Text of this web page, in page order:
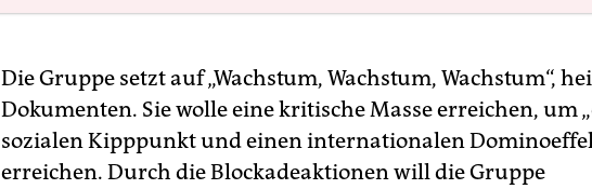
Die Gruppe setzt auf „Wachstum, Wachstum, Wachstum“,
Dokumenten. Sie wolle eine kritische Masse erreichen, um
sozialen Kipppunkt und einen internationalen
erreichen. Durch die Blockadeaktionen will die Gruppe